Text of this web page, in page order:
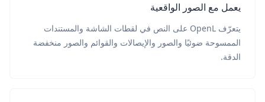
يعمل مع الصور الواقعية
يتعرّف OpenL على النص في لقطات الشاشة والمستندات
الممسوحة ضوئيًا والصور والإيصالات والقوائم والصور منخفضة
الدقة.